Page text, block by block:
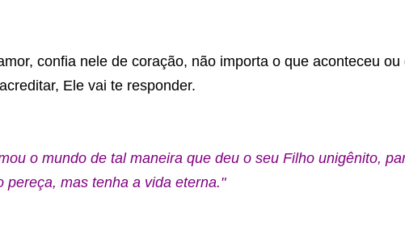
confia nele de coração, não importa o que aconteceu
Ele vai te responder.
o mundo de tal maneira que deu o seu Filho unigênito,
pereça, mas tenha a vida eterna."